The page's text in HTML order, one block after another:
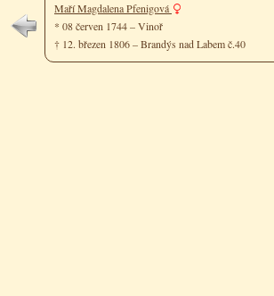
Maří Magdalena Pfenigová
* 08 červen 1744 – Vinoř
† 12. březen 1806 – Brandýs nad Labem č.40